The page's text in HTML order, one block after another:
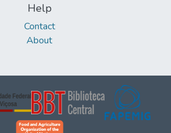
Help
Contact
About